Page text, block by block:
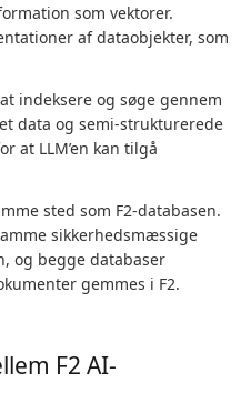
som vektorer.
af dataobjekter, som
indeksere og søge gennem
data og semi-strukturerede
at LLM’en kan tilgå
sted som F2-databasen.
sikkerhedsmæssige
og begge databaser
gemmes i F2.
F2 AI-